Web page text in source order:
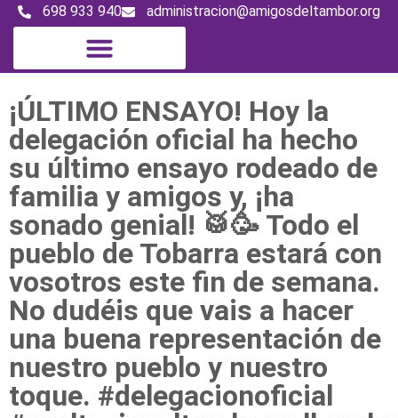
698 933 940 administracion@amigosdeltambor.org
¡ÚLTIMO ENSAYO! Hoy la
delegación oficial ha hecho
su último ensayo rodeado de
familia y amigos y, ¡ha
sonado genial! 🥁🥳 Todo el
pueblo de Tobarra estará con
vosotros este fin de semana.
No dudéis que vais a hacer
una buena representación de
nuestro pueblo y nuestro
toque. #delegacionoficial